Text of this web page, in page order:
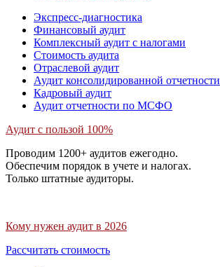
Экспресс-диагностика
Финансовый аудит
Комплексный аудит с налогами
Стоимость аудита
Отраслевой аудит
Аудит консолидированной отчетности
Кадровый аудит
Аудит отчетности по МСФО
Аудит с пользой 100%
Проводим 1200+ аудитов ежегодно.
Обеспечим порядок в учете и налогах.
Только штатные аудиторы.
Кому нужен аудит в 2026
Рассчитать стоимость